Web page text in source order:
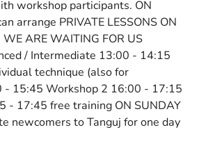
workshop participants. ON
arrange PRIVATE LESSONS ON
ARE WAITING FOR US
/ Intermediate 13:00 - 14:15
technique (also for
- 15:45 Workshop 2 16:00 - 17:15
- 17:45 free training ON SUNDAY
newcomers to Tanguj for one day